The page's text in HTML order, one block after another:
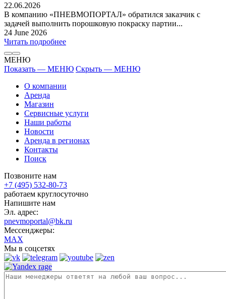
22.06.2026
В компанию «ПНЕВМОПОРТАЛ» обратился заказчик с
задачей выполнить порошковую покраску партии...
24 June 2026
Читать подробнее
МЕНЮ
Показать — МЕНЮ Скрыть — МЕНЮ
О компании
Аренда
Магазин
Сервисные услуги
Наши работы
Новости
Аренда в регионах
Контакты
Поиск
Позвоните нам
+7 (495) 532-80-73
работаем круглосуточно
Напишите нам
Эл. адрес:
pnevmoportal@bk.ru
Мессенджеры:
MAX
Мы в соцсетях